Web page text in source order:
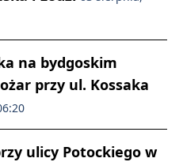
na bydgoskim
przy ul. Kossaka
ulicy Potockiego w